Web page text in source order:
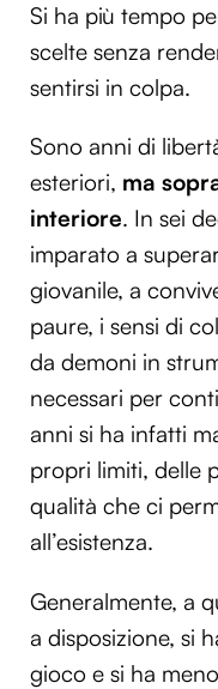
Si ha più tempo
scelte senza
sentirsi in colpa.
Sono anni di
esteriori, ma
interiore. In sei
imparato a
giovanile, a
paure, i sensi di
da demoni in
necessari per
anni si ha infatti
propri limiti, delle
qualità che ci
all’esistenza.
Generalmente, a
a disposizione, si
gioco e si ha